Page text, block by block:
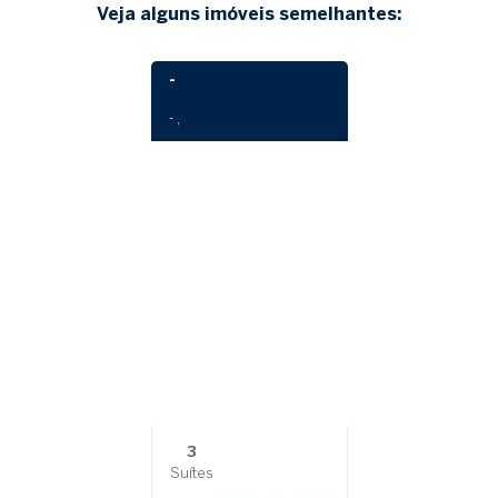
Veja alguns imóveis semelhantes:
-
- ,
3
Suítes